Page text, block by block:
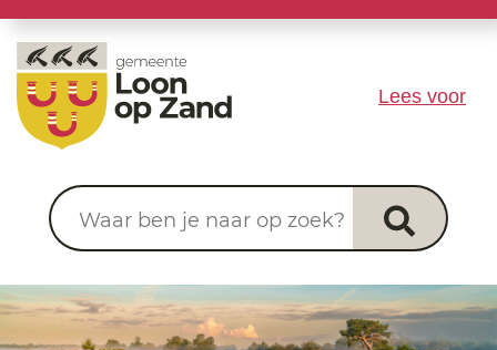
Waar ben je naar op zoek?
Lees voor